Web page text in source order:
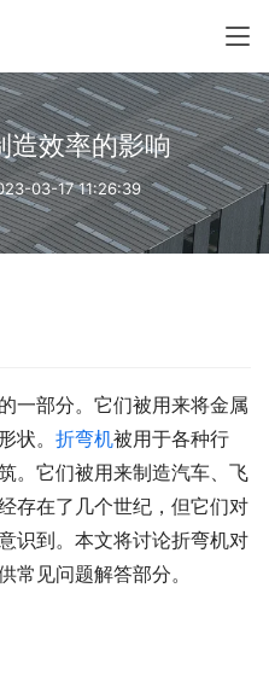
造效率的影响
03-17 11:26:39
一部分。它们被用来将金属
状。 折弯机被用于各种行
。它们被用来制造汽车、飞
存在了几个世纪，但它们对
识到。本文将讨论折弯机对
常见问题解答部分。